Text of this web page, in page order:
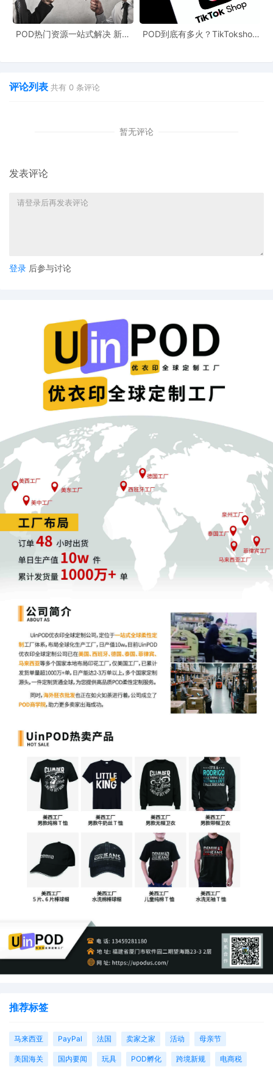
POD热门资源一站式解决 新手
POD到底有多火？TikTokshop
评论列表 共有 0 条评论
暂无评论
发表评论
登录 后参与讨论
推荐标签
马来西亚 PayPal 法国 卖家之家 活动 母亲节
美国海关 国内要闻 玩具 POD孵化 跨境新规 电商税